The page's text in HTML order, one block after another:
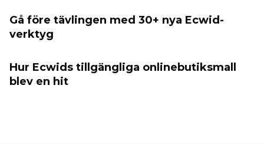
Gå före tävlingen med 30+ nya Ecwid-
verktyg
Hur Ecwids tillgängliga onlinebutiksmall
blev en hit